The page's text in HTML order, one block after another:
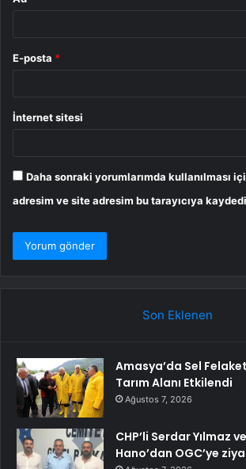
E-posta *
İnternet sitesi
Daha sonraki yorumlarımda kullanılması
adresim ve site adresim bu tarayıcıya
Son Eklenen
Amasya’da Sel
Tarım Alanı Etkilendi
Ağustos 7, 2026
CHP’li Serdar Yılmaz
Hano’dan OGC’ye